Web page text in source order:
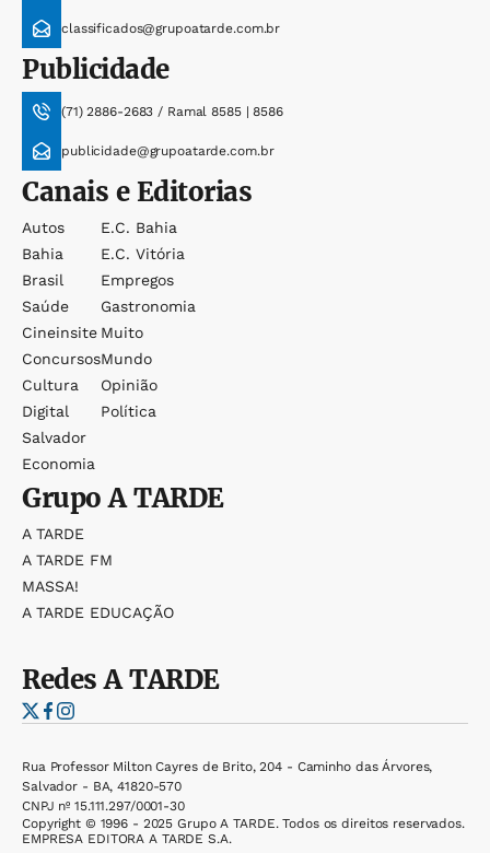
classificados@grupoatarde.com.br
Publicidade
(71) 2886-2683 / Ramal 8585 | 8586
publicidade@grupoatarde.com.br
Canais e Editorias
Autos
Bahia
Brasil
Saúde
Cineinsite
Concursos
Cultura
Digital
Salvador
Economia
E.c. Bahia
E.c. Vitória
Empregos
Gastronomia
Muito
Mundo
Opinião
Política
GrupoA TARDE
A TARDE
A TARDE FM
MASSA!
A TARDE EDUCAÇÃO
RedesA TARDE
Rua Professor Milton Cayres de Brito, 204 - Caminho das Árvores,
Salvador - BA, 41820-570
CNPJ nº 15.111.297/0001-30
Copyright © 1996 - 2025 Grupo A TARDE. Todos os direitos reservados.
EMPRESA EDITORA A TARDE S.A.